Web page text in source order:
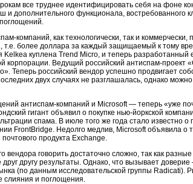
все труднее идентифицировать себя на фоне
и дополнительного функционала, востребованного
компаний, как технологически, так и коммерчески,
т.е. более доллара за каждый защищаемый к тому
куплена Trend Micro, и теперь разработанный
корпорации. Ведущий российский антиспам-проект
Теперь российский вендор успешно продвигает
двух случаях не разглашалась, однако
антиспам-компаний и Microsoft — теперь «уже
гигант объявил о покупке нью-йоркской
спама. В июле того же года стало известно о
FrontBridge. Недолго медлив, Microsoft объявила о
продукта Exchange.
говорить достаточно сложно, так как разные
другу результаты. Однако, что вызывает
(по данным исследовательской группы Radicati).
слияния и поглощения.